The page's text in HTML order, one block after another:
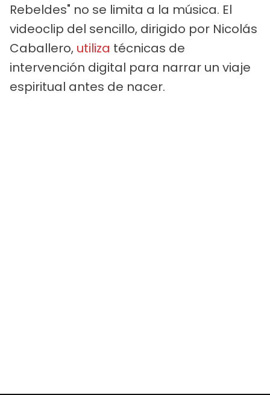
Rebeldes" no se limita a la música. El
videoclip del sencillo, dirigido por Nicolás
Caballero, utiliza técnicas de
intervención digital para narrar un viaje
espiritual antes de nacer.